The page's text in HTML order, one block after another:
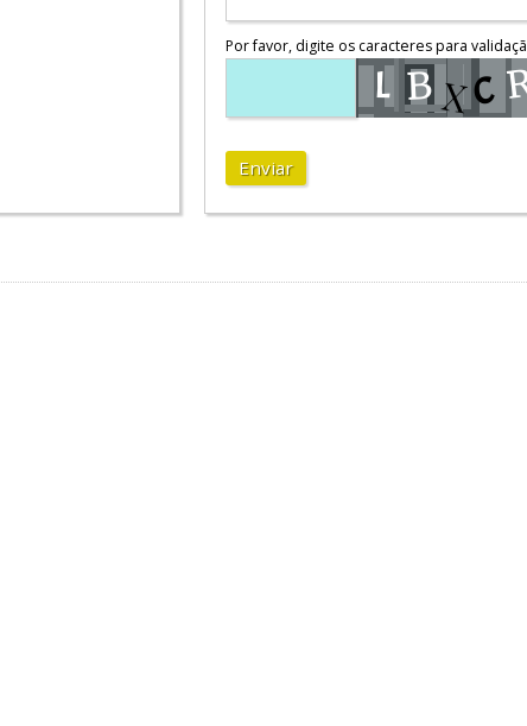
Por favor, digite os caracteres para
Enviar